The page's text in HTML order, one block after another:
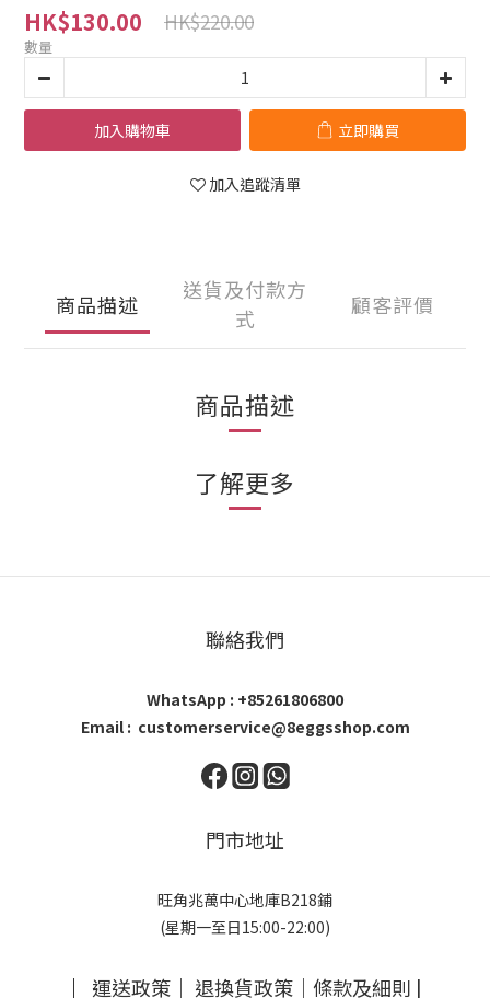
HK$130.00 HK$220.00
數量
加入購物車 立即購買
加入追蹤清單
商品描述
送貨及付款方
式
顧客評價
商品描述
了解更多
聯絡我們
WhatsApp : +85261806800
Email : customerservice@8eggsshop.com
門市地址
旺角兆萬中心地庫B218鋪
(星期一至日15:00-22:00)
｜ 運送政策 ｜ 退換貨政策 ｜ 條款及細則 |